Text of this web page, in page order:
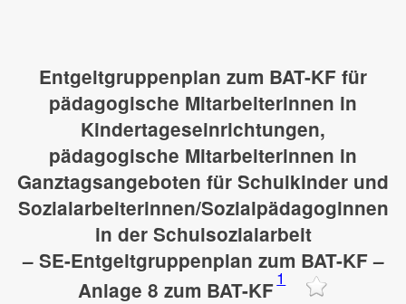
Entgeltgruppenplan zum BAT-KF für
pädagogische Mitarbeiterinnen in
Kindertageseinrichtungen,
pädagogische Mitarbeiterinnen in
Ganztagsangeboten für Schulkinder und
Sozialarbeiterinnen/Sozialpädagoginnen
in der Schulsozialarbeit
– SE-Entgeltgruppenplan zum BAT-KF –
Anlage 8 zum BAT-KF1